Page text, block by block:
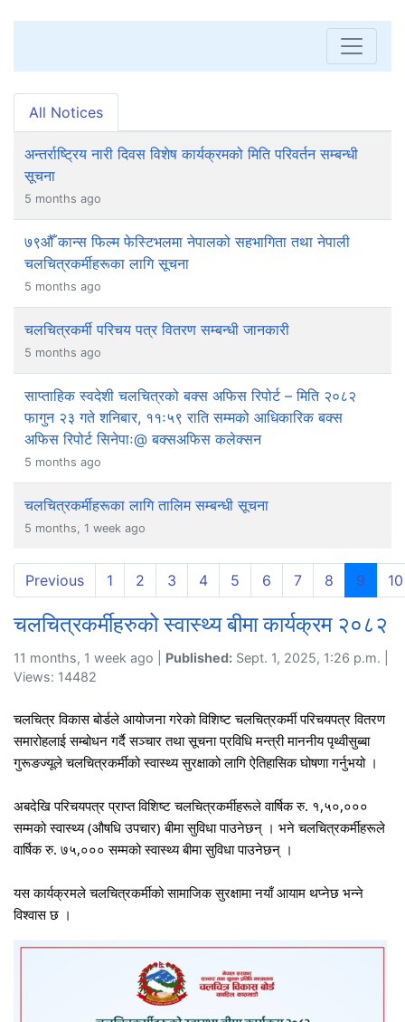
All Notices
अन्तर्राष्ट्रिय नारी दिवस विशेष कार्यक्रमको मिति परिवर्तन सम्बन्धी
सूचना
5 months ago
७९औँ कान्स फिल्म फेस्टिभलमा नेपालको सहभागिता तथा नेपाली
चलचित्रकर्मीहरूका लागि सूचना
5 months ago
चलचित्रकर्मी परिचय पत्र वितरण सम्बन्धी जानकारी
5 months ago
साप्ताहिक स्वदेशी चलचित्रको बक्स अफिस रिपोर्ट – मिति २०८२
फागुन २३ गते शनिबार, ११ः५९ राति सम्मको आधिकारिक बक्स
अफिस रिपोर्ट सिनेपाः@ बक्सअफिस कलेक्सन
5 months ago
चलचित्रकर्मीहरूका लागि तालिम सम्बन्धी सूचना
5 months, 1 week ago
Previous 1 2 3 4 5 6 7 8 9 10
चलचित्रकर्मीहरुको स्वास्थ्य बीमा कार्यक्रम २०८२
11 months, 1 week ago | Published: Sept. 1, 2025, 1:26 p.m. |
Views: 14482
चलचित्र विकास बोर्डले आयोजना गरेको विशिष्ट चलचित्रकर्मी परिचयपत्र वितरण
समारोहलाई सम्बोधन गर्दै सञ्चार तथा सूचना प्रविधि मन्त्री माननीय पृथ्वीसुब्बा
गुरूङज्यूले चलचित्रकर्मीको स्वास्थ्य सुरक्षाको लागि ऐतिहासिक घोषणा गर्नुभयो ।
अबदेखि परिचयपत्र प्राप्त विशिष्ट चलचित्रकर्मीहरूले वार्षिक रु. १,५०,०००
सम्मको स्वास्थ्य (औषधि उपचार) बीमा सुविधा पाउनेछन् । भने चलचित्रकर्मीहरूले
वार्षिक रु. ७५,००० सम्मको स्वास्थ्य बीमा सुविधा पाउनेछन् ।
यस कार्यक्रमले चलचित्रकर्मीको सामाजिक सुरक्षामा नयाँ आयाम थप्नेछ भन्ने
विश्वास छ ।